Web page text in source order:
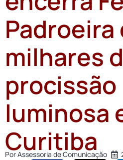
Padroeira
milhares
procissão
luminosa
Curitiba
PorAssessoria de Comunicação